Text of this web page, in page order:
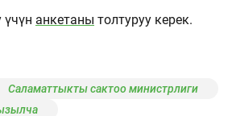
анкетаны толтуруу керек.
Саламаттыкты сактоо министрлиги